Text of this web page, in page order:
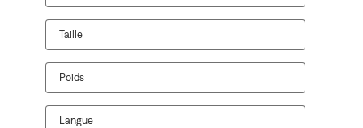
Taille
Poids
Langue